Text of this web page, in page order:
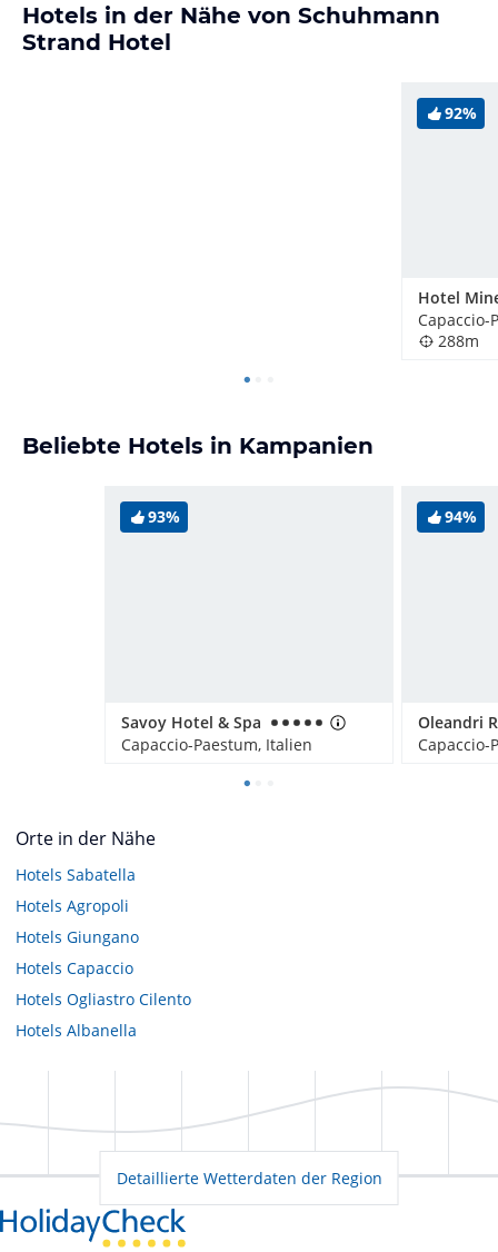
Hotels in der Nähe von Schuhmann
Strand Hotel
92%
Capaccio-
288m
Beliebte Hotels in Kampanien
93%
Savoy Hotel & Spa
Capaccio-Paestum, Italien
94%
Oleandri
Capaccio-
Orte in der Nähe
Hotels Sabatella
Hotels Agropoli
Hotels Giungano
Hotels Capaccio
Hotels Ogliastro Cilento
Hotels Albanella
Detaillierte Wetterdaten der Region